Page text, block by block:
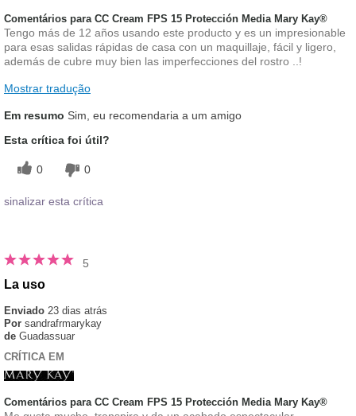
Comentários para CC Cream FPS 15 Protección Media Mary Kay®
Tengo más de 12 años usando este producto y es un impresionable
para esas salidas rápidas de casa con un maquillaje, fácil y ligero,
además de cubre muy bien las imperfecciones del rostro ..!
Mostrar tradução
Em resumo Sim, eu recomendaria a um amigo
Esta crítica foi útil?
0 0
sinalizar esta crítica
5
La uso
Enviado 23 dias atrás
Por sandrafrmarykay
de Guadassuar
CRÍTICA EM
Comentários para CC Cream FPS 15 Protección Media Mary Kay®